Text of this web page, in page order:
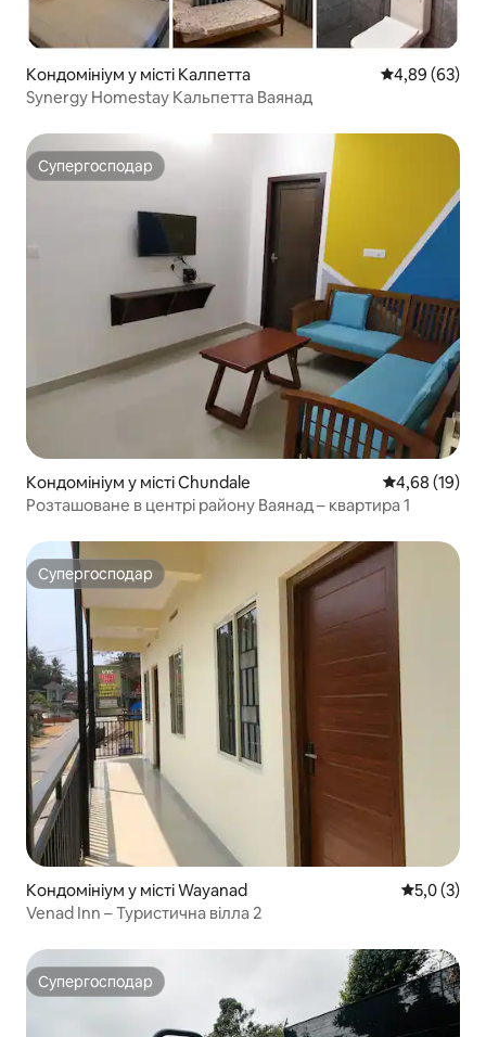
Кондомініум у місті Калпетта Середня
4,89 (63)
Synergy Homestay Кальпетта Ваянад
Супергосподар
Супергосподар
Кондомініум у місті Chundale Середня
4,68 (19)
Розташоване в центрі району Ваянад – квартира 1
Супергосподар
Супергосподар
Кондомініум у місті Wayanad Середня
5,0 (3)
Venad Inn – Туристична вілла 2
Супергосподар
Супергосподар